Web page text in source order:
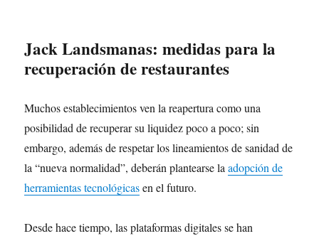
Jack Landsmanas: medidas para la
recuperación de restaurantes
Muchos establecimientos ven la reapertura como una
posibilidad de recuperar su liquidez poco a poco; sin
embargo, además de respetar los lineamientos de sanidad de
la “nueva normalidad”, deberán plantearse laadopción de
herramientas tecnológicasen el futuro.
Desde hace tiempo, las plataformas digitales se han